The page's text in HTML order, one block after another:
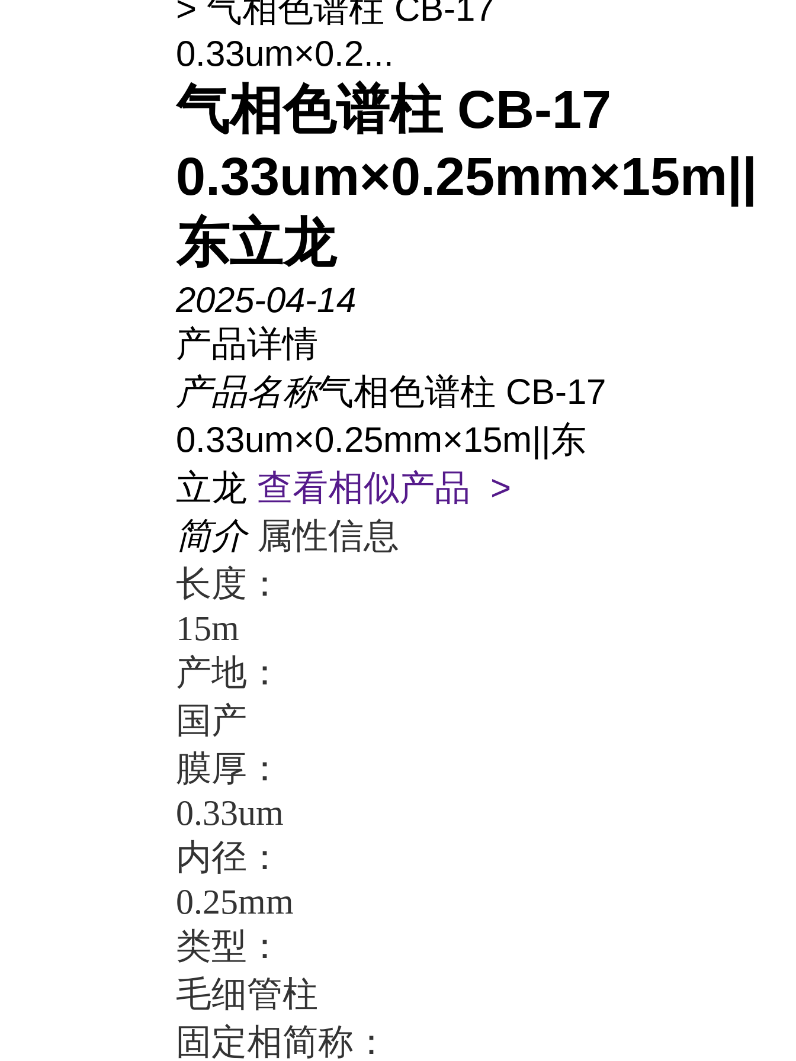
> 气相色谱柱 CB-17
0.33um×0.2...
气相色谱柱 CB-17
0.33um×0.25mm×15m||
东立龙
2025-04-14
产品详情
产品名称气相色谱柱 CB-17
0.33um×0.25mm×15m||东
立龙 查看相似产品 >
简介 属性信息
长度：
15m
产地：
国产
膜厚：
0.33um
内径：
0.25mm
类型：
毛细管柱
固定相简称：